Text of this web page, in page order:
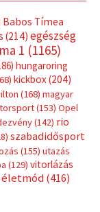
Babos Tímea
(214) egészség
1 (1165)
hungaroring
kickbox(204)
(168) magyar
(153) Opel
(142) rio
szabadidősport
(155) utazás
(129) vitorlázás
életmód(416)